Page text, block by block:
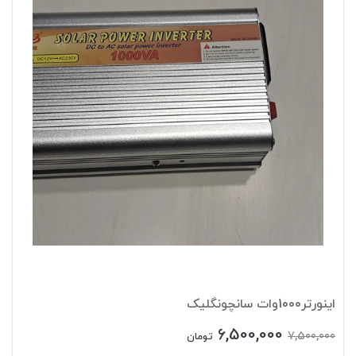
اینورتر1000وات سانچونگلیک
7,500,000
6,500,000 تومان